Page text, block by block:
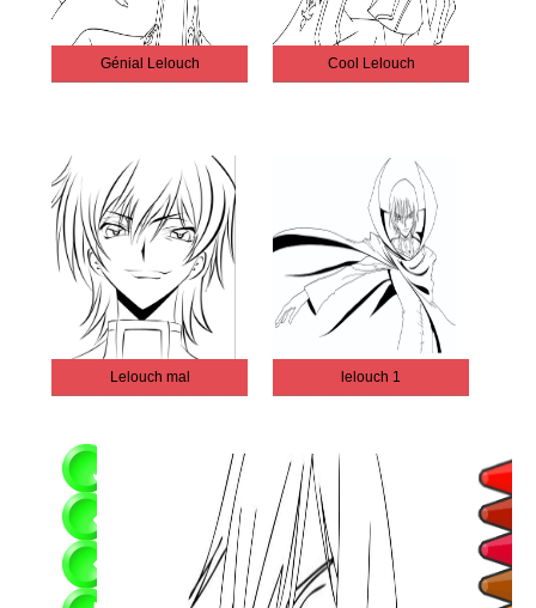
Génial Lelouch Cool Lelouch
Lelouch mal lelouch 1